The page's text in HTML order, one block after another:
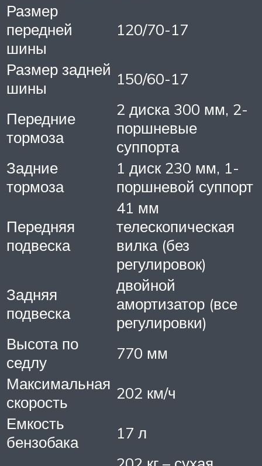
Размер
передней
шины
120/70-17
Размер задней
шины
150/60-17
Передние
тормоза
2 диска 300 мм, 2-
поршневые
суппорта
Задние
тормоза
1 диск 230 мм, 1-
поршневой суппорт
Передняя
подвеска
41 мм
телескопическая
вилка (без
регулировок)
Задняя
подвеска
двойной
амортизатор (все
регулировки)
Высота по
седлу
770 мм
Максимальная
скорость
202 км/ч
Емкость
бензобака
17 л